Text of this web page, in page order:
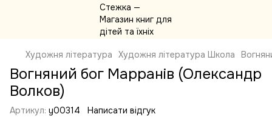
Художня література Художня література Школа
Вогняний бог Марранів (Олександр
Волков)
Артикул: y00314 Написати відгук